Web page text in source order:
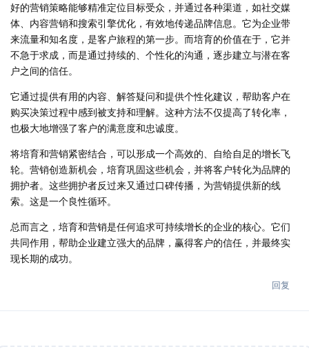
好的营销策略能够精准定位目标受众，并通过各种渠道，如社交媒
体、内容营销和搜索引擎优化，有效地传递品牌信息。它为企业带
来流量和知名度，是客户旅程的第一步。而培育的价值在于，它并
不急于求成，而是通过持续的、个性化的沟通，逐步建立与潜在客
户之间的信任。
它通过提供有用的内容、解答疑问和提供个性化建议，帮助客户在
购买决策过程中感到被支持和理解。这种方法不仅提高了转化率，
也极大地增强了客户的满意度和忠诚度。
将培育和营销紧密结合，可以形成一个高效的、自给自足的增长飞
轮。营销创造新机会，培育巩固这些机会，并将客户转化为品牌的
拥护者。这些拥护者反过来又通过口碑传播，为营销提供新的线
索。这是一个良性循环。
总而言之，培育和营销是任何追求可持续增长的企业的核心。它们
共同作用，帮助企业建立强大的品牌，赢得客户的信任，并最终实
现长期的成功。
回复